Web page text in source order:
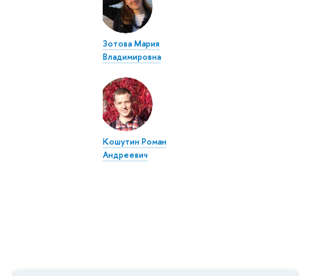
Зотова Мария
Владимировна
Кошутин Роман
Андреевич